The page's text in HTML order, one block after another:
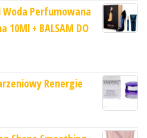
Woda Perfumowana
10Ml + BALSAM DO
Renergie